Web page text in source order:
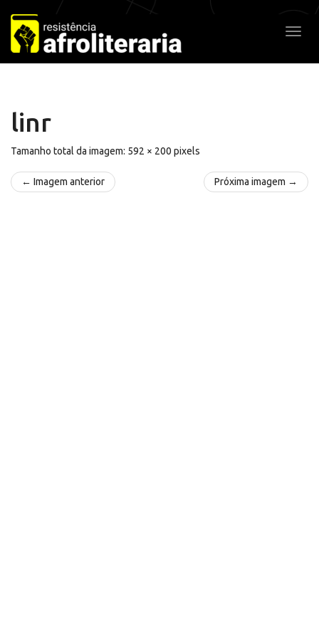
Pular
para
o
conteúdo
linr
Tamanho total da imagem: 592 × 200 pixels
← Imagem anterior Próxima imagem →